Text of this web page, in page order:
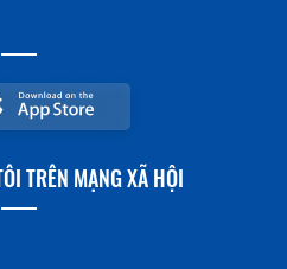
TRÊN MẠNG XÃ HỘI